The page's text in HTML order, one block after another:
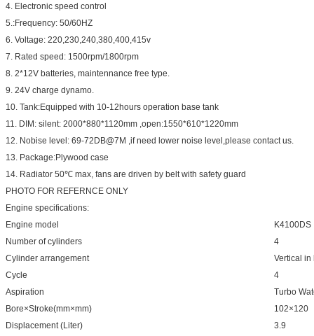
4. Electronic speed control
5.:Frequency: 50/60HZ
6. Voltage: 220,230,240,380,400,415v
7. Rated speed: 1500rpm/1800rpm
8. 2*12V batteries, maintennance free type.
9. 24V charge dynamo.
10. Tank:Equipped with 10-12hours operation base tank
11. DIM: silent: 2000*880*1120mm ,open:1550*610*1220mm
12. Nobise level: 69-72DB@7M ,if need lower noise level,please contact us.
13. Package:Plywood case
14. Radiator 50℃ max, fans are driven by belt with safety guard
PHOTO FOR REFERNCE ONLY
Engine specifications:
Engine model
K4100DS
Number of cylinders
4
Cylinder arrangement
Vertical in
Cycle
4
Aspiration
Turbo
Bore×Stroke(mm×mm)
102×120
Displacement (Liter)
3.9